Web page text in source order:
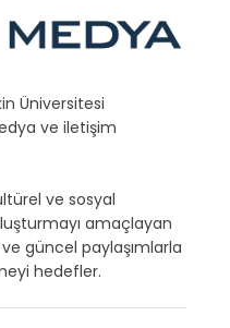
Üniversitesi
ve iletişim
ve sosyal
amaçlayan
ve güncel paylaşımlarla
hedefler.